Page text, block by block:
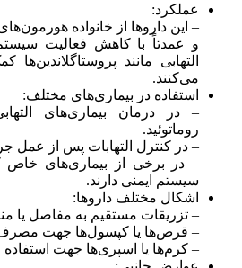
عملکرد:
– این داروها از خانواده
و عمدتاً با کاهش فعالیت
التهابی مانند پروستاگلاندین‌ها
می‌کنند.
استفاده در بیماری‌های مختلف:
– در درمان بیماری‌های
روماتوئید.
– در کنترل التهابات پس از عمل
– در برخی از بیماری‌های خاص
سیستم ایمنی دارند.
اشکال مختلف داروها:
– تزریقات مستقیم به مفاصل یا
– قرص‌ها یا کپسول‌ها جهت
– کرم‌ها یا اسپری‌ها جهت